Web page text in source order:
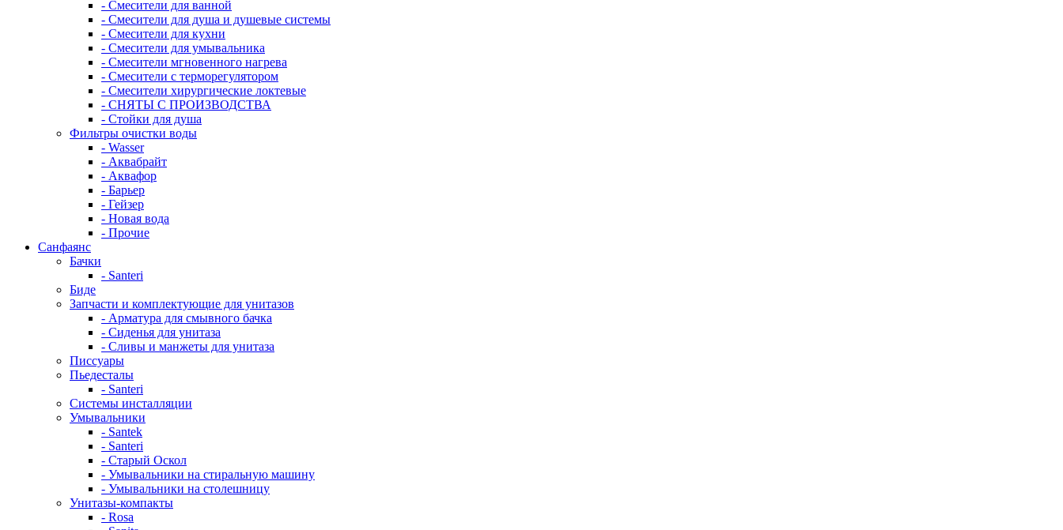
- Смесители для ванной
- Смесители для душа и душевые системы
- Смесители для кухни
- Смесители для умывальника
- Смесители мгновенного нагрева
- Смесители с терморегулятором
- Смесители хирургические локтевые
- СНЯТЫ С ПРОИЗВОДСТВА
- Стойки для душа
Фильтры очистки воды
- Wasser
- Аквабрайт
- Аквафор
- Барьер
- Гейзер
- Новая вода
- Прочие
Санфаянс
Бачки
- Santeri
Биде
Запчасти и комплектующие для унитазов
- Арматура для смывного бачка
- Сиденья для унитаза
- Сливы и манжеты для унитаза
Писсуары
Пьедесталы
- Santeri
Системы инсталляции
Умывальники
- Santek
- Santeri
- Старый Оскол
- Умывальники на стиральную машину
- Умывальники на столешницу
Унитазы-компакты
- Rosa